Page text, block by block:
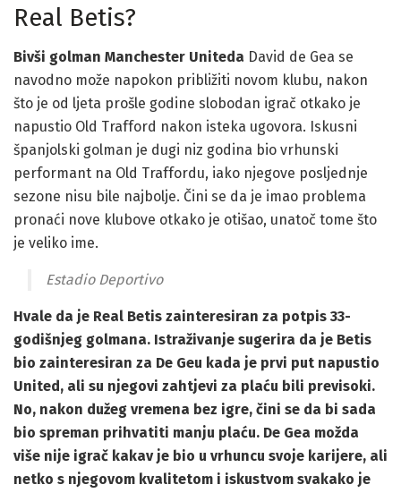
Real Betis?
Bivši golman Manchester Uniteda David de Gea se
navodno može napokon približiti novom klubu, nakon
što je od ljeta prošle godine slobodan igrač otkako je
napustio Old Trafford nakon isteka ugovora. Iskusni
španjolski golman je dugi niz godina bio vrhunski
performant na Old Traffordu, iako njegove posljednje
sezone nisu bile najbolje. Čini se da je imao problema
pronaći nove klubove otkako je otišao, unatoč tome što
je veliko ime.
Estadio Deportivo
Hvale da je Real Betis zainteresiran za potpis 33-
godišnjeg golmana. Istraživanje sugerira da je Betis
bio zainteresiran za De Geu kada je prvi put napustio
United, ali su njegovi zahtjevi za plaću bili previsoki.
No, nakon dužeg vremena bez igre, čini se da bi sada
bio spreman prihvatiti manju plaću. De Gea možda
više nije igrač kakav je bio u vrhuncu svoje karijere, ali
netko s njegovom kvalitetom i iskustvom svakako je